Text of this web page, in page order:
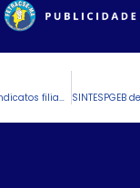
Comunicado aos sindicatos filiadas à FETRACSE